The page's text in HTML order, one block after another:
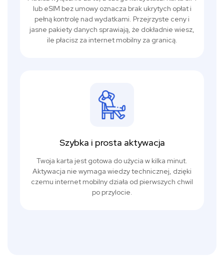
lub eSIM bez umowy oznacza brak ukrytych opłat i
pełną kontrolę nad wydatkami. Przejrzyste ceny i
jasne pakiety danych sprawiają, że dokładnie wiesz,
ile płacisz za internet mobilny za granicą.
Szybka i prosta aktywacja
Twoja karta jest gotowa do użycia w kilka minut.
Aktywacja nie wymaga wiedzy technicznej, dzięki
czemu internet mobilny działa od pierwszych chwil
po przylocie.